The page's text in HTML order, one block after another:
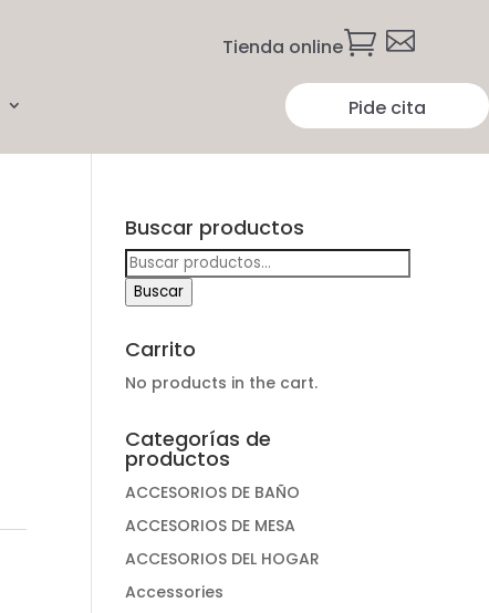
Tienda online 
Pide cita
Buscar productos
Buscar
por:
Buscar
Carrito
No products in the cart.
Categorías de
productos
ACCESORIOS DE BAÑO
ACCESORIOS DE MESA
ACCESORIOS DEL HOGAR
Accessories